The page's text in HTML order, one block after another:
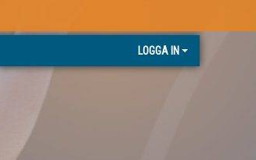
LOGGA IN